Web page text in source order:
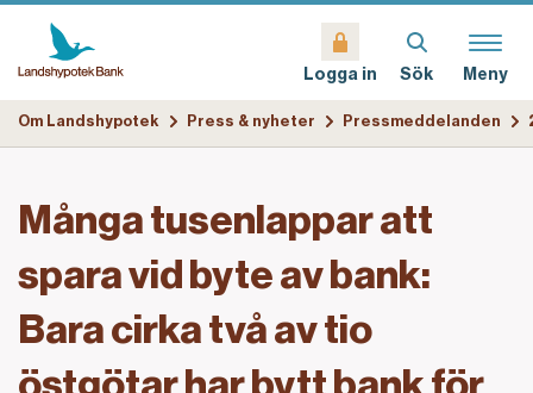
Logga in Sök Meny
Om Landshypotek Press & nyheter Pressmeddelanden
Många tusenlappar att
spara vid byte av bank:
Bara cirka två av tio